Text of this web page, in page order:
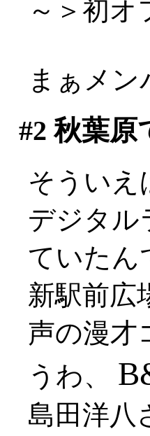
～＞初オ
まぁメン
#2 秋葉原
そういえ
デジタル
ていたん
新駅前広
声の漫才
うわ、
島田洋八